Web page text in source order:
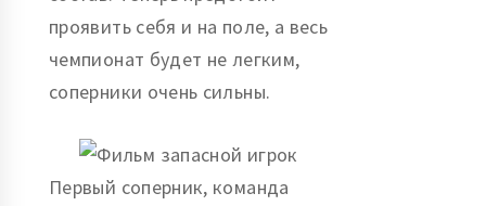
проявить себя и на поле, а весь
чемпионат будет не легким,
соперники очень сильны.
Первый соперник, команда